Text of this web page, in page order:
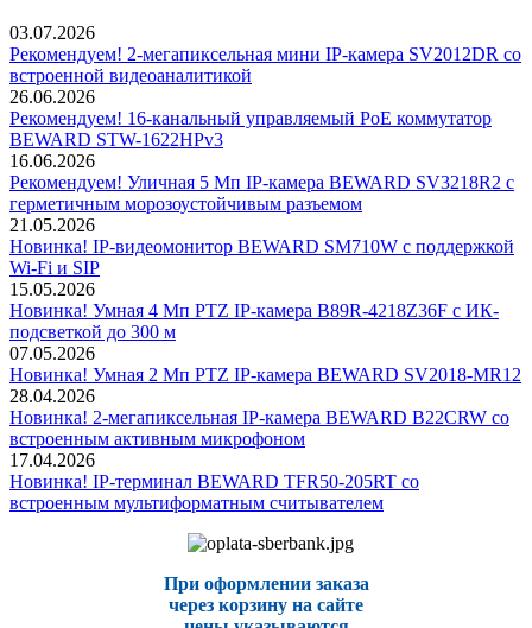
03.07.2026
Рекомендуем! 2-мегапиксельная мини IP-камера SV2012DR со
встроенной видеоаналитикой
26.06.2026
Рекомендуем! 16-канальный управляемый PoE коммутатор
BEWARD STW-1622HPv3
16.06.2026
Рекомендуем! Уличная 5 Мп IP-камера BEWARD SV3218R2 с
герметичным морозоустойчивым разъемом
21.05.2026
Новинка! IP-видеомонитор BEWARD SM710W с поддержкой
Wi-Fi и SIP
15.05.2026
Новинка! Умная 4 Мп PTZ IP-камера B89R-4218Z36F с ИК-
подсветкой до 300 м
07.05.2026
Новинка! Умная 2 Мп PTZ IP-камера BEWARD SV2018-MR12
28.04.2026
Новинка! 2-мегапиксельная IP-камера BEWARD B22CRW со
встроенным активным микрофоном
17.04.2026
Новинка! IP-терминал BEWARD TFR50-205RT со
встроенным мультиформатным считывателем
При оформлении заказа
через корзину на сайте